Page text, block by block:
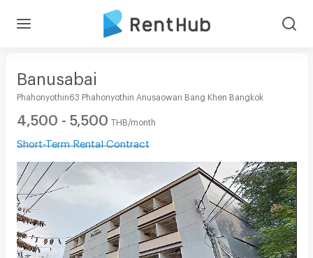
Banusabai
Phahonyothin63 Phahonyothin Anusaowari Bang Khen Bangkok
4,500 - 5,500 THB/month
Short-Term Rental Contract